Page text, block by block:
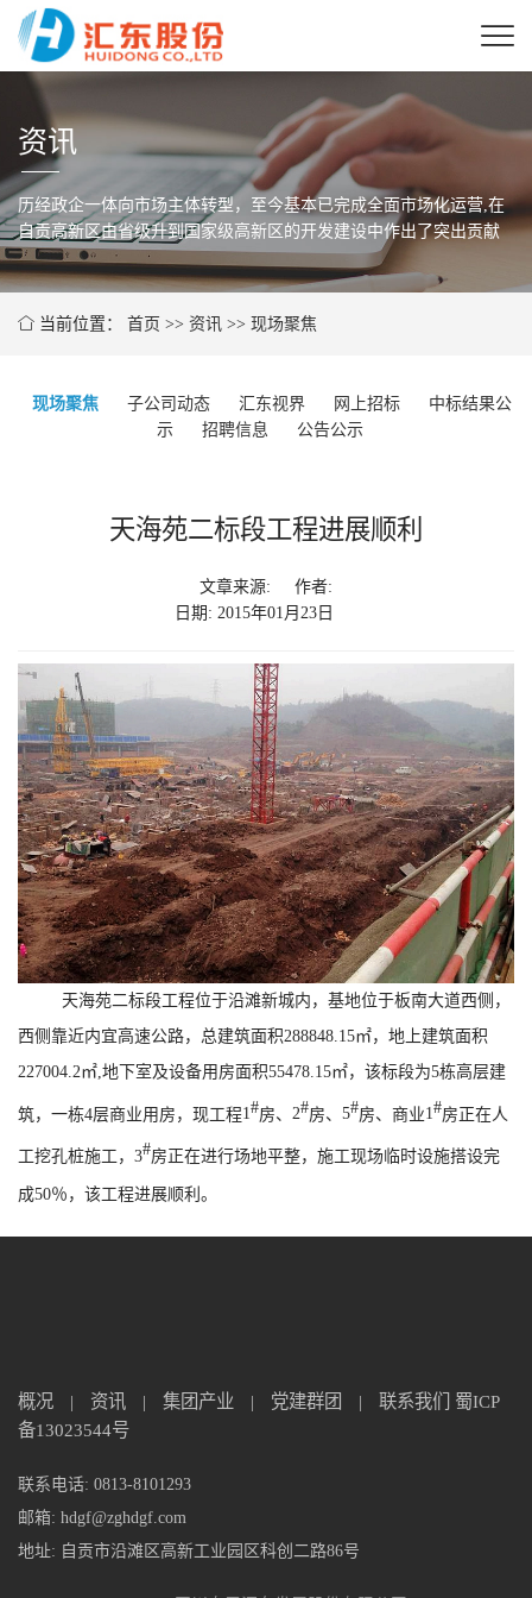
资讯
历经政企一体向市场主体转型，至今基本已完成全面市场化运营,在
自贡高新区由省级升到国家级高新区的开发建设中作出了突出贡献
当前位置： 首页 >> 资讯 >> 现场聚焦
现场聚焦 子公司动态 汇东视界 网上招标
中标结果公
示
招聘信息 公告公示
天海苑二标段工程进展顺利
文章来源:
作者:
日期: 2015年01月23日
天海苑二标段工程位于沿滩新城内，基地位于板南大道西侧，
西侧靠近内宜高速公路，总建筑面积288848.15㎡，地上建筑面积
227004.2㎡ 地下室及设备用房面积55478.15㎡，该标段为5栋高层建
筑，一栋4层商业用房，现工程1#房、 2#房、 5#房、商业1#房正在人
工挖孔桩施工， 3#房正在进行场地平整，施工现场临时设施搭设完
成50％，该工程进展顺利。
概况 | 资讯 | 集团产业 | 党建群团 | 联系我们
蜀ICP
备13023544号
联系电话: 0813-8101293
邮箱: hdgf@zghdgf.com
地址: 自贡市沿滩区高新工业园区科创二路86号